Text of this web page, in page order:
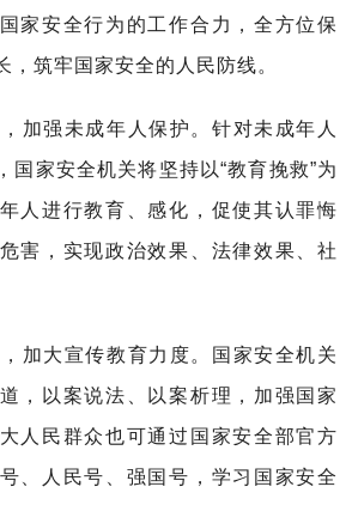
家安全行为的工作合力，全方位保
，筑牢国家安全的人民防线。
加强未成年人保护。针对未成年人
国家安全机关将坚持以“教育挽救”为
人进行教育、感化，促使其认罪悔
害，实现政治效果、法律效果、社
加大宣传教育力度。国家安全机关
，以案说法、以案析理，加强国家
人民群众也可通过国家安全部官方
、人民号、强国号，学习国家安全